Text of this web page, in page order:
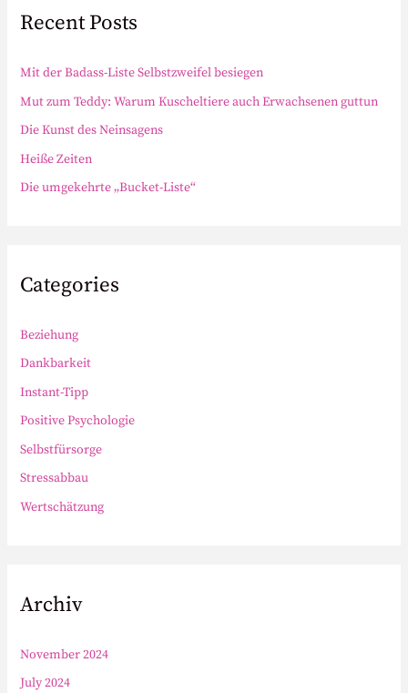
h
r
:
Recent Posts
Mit der Badass-Liste Selbstzweifel besiegen
Mut zum Teddy: Warum Kuscheltiere auch Erwachsenen guttun
Die Kunst des Neinsagens
Heiße Zeiten
Die umgekehrte „Bucket-Liste“
Categories
Beziehung
Dankbarkeit
Instant-Tipp
Positive Psychologie
Selbstfürsorge
Stressabbau
Wertschätzung
Archiv
November 2024
July 2024